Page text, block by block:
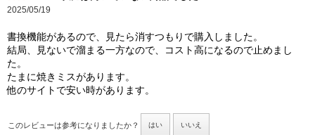
2025/05/19
書換機能があるので、見たら消すつもりで購入しました。
結局、見ないで溜まる一方なので、コスト高になるので止めまし
た。
たまに焼きミスがあります。
他のサイトで安い時があります。
このレビューは参考になりましたか？ はい いいえ